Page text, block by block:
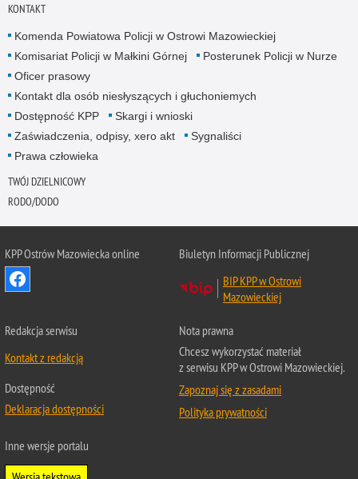
KONTAKT
Komenda Powiatowa Policji w Ostrowi Mazowieckiej
Komisariat Policji w Małkini Górnej
Posterunek Policji w Nurze
Oficer prasowy
Kontakt dla osób niesłyszących i głuchoniemych
Dostępność KPP
Skargi i wnioski
Zaświadczenia, odpisy, xero akt
Sygnaliści
Prawa człowieka
TWÓJ DZIELNICOWY
RODO/DODO
KPP Ostrów Mazowiecka online
Biuletyn Informacji Publicznej
BIP KPP w Ostrowi
Mazowieckiej
Redakcja serwisu
Kontakt z redakcją
Dostępność
Deklaracja dostępności
Nota prawna
Chcesz wykorzystać materiał
z serwisu KPP w Ostrowi Mazowieckiej.
Zapoznaj się z zasadami
Polityka prywatności
Inne wersje portalu